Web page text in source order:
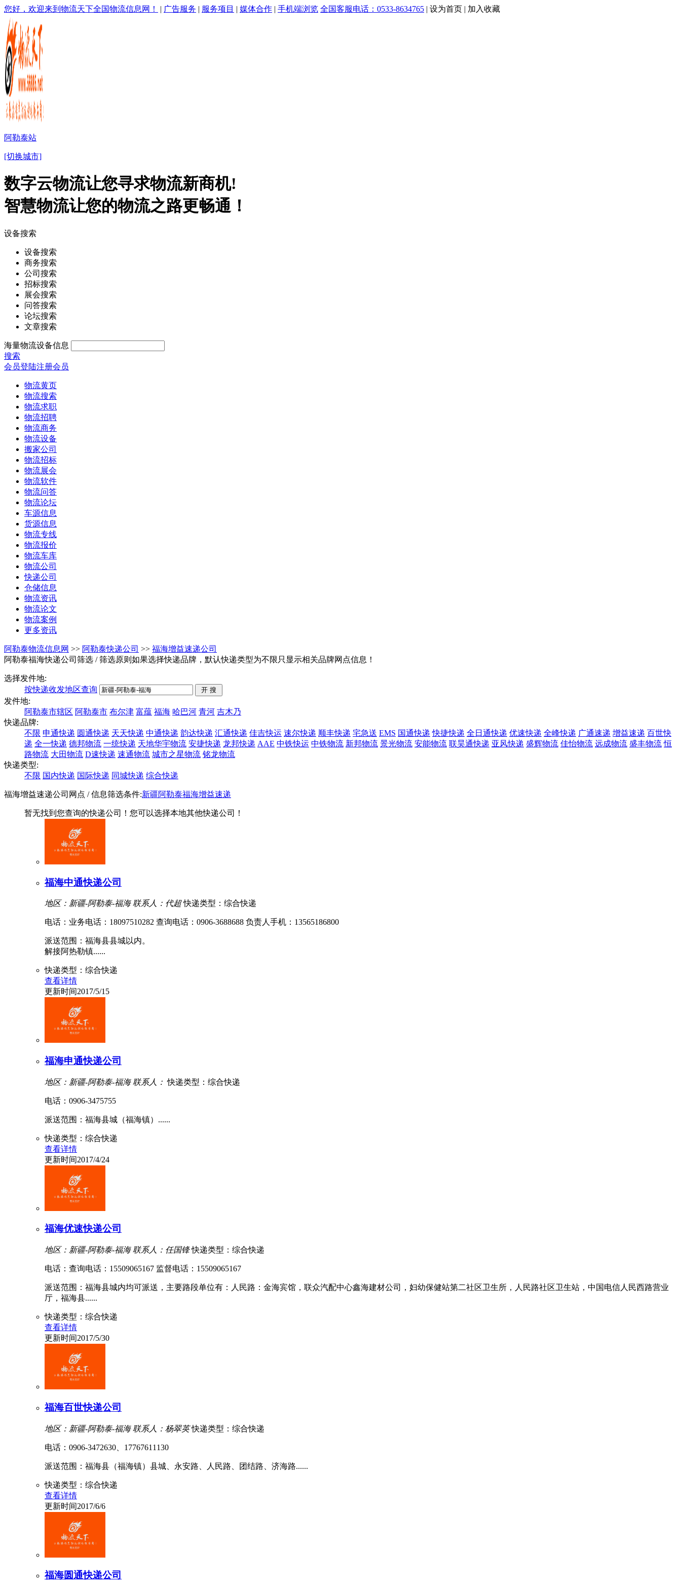
您好，欢迎来到物流天下全国物流信息网！ | 广告服务 | 服务项目 | 媒体合作 | 手机端浏览 全国客服电话：0533-8634765 | 设为首页 | 加入收藏
阿勒泰站
[切换城市]
数字云物流让您寻求物流新商机!
智慧物流让您的物流之路更畅通！
设备搜索
设备搜索
商务搜索
公司搜索
招标搜索
展会搜索
问答搜索
论坛搜索
文章搜索
海量物流设备信息
搜索
会员登陆注册会员
物流黄页
物流搜索
物流求职
物流招聘
物流商务
物流设备
搬家公司
物流招标
物流展会
物流软件
物流问答
物流论坛
车源信息
货源信息
物流专线
物流报价
物流车库
物流公司
快递公司
仓储信息
物流资讯
物流论文
物流案例
更多资讯
阿勒泰物流信息网 >> 阿勒泰快递公司 >> 福海增益速递公司
阿勒泰福海快递公司筛选 / 筛选原则如果选择快递品牌，默认快递类型为不限只显示相关品牌网点信息！
选择发件地:
按快递收发地区查询
发件地:
阿勒泰市辖区 阿勒泰市 布尔津 富蕴 福海 哈巴河 青河 吉木乃
快递品牌:
不限 申通快递 圆通快递 天天快递 中通快递 韵达快递 汇通快递 佳吉快运 速尔快递 顺丰快递 宅急送 EMS 国通快递 快捷快递 全日通快递 优速快递 全峰快递 广通速递 增益速递 百世快
递 全一快递 德邦物流 一统快递 天地华宇物流 安捷快递 龙邦快递 AAE 中铁快运 中铁物流 新邦物流 景光物流 安能物流 联昊通快递 亚风快递 盛辉物流 佳怡物流 远成物流 盛丰物流 恒
路物流 大田物流 D速快递 速通物流 城市之星物流 铭龙物流
快递类型:
不限 国内快递 国际快递 同城快递 综合快递
福海增益速递公司网点 / 信息筛选条件:新疆阿勒泰福海增益速递
暂无找到您查询的快递公司！您可以选择本地其他快递公司！
福海中通快递公司
地区：新疆-阿勒泰-福海 联系人：代超 快递类型：综合快递
电话：业务电话：18097510282 查询电话：0906-3688688 负责人手机：13565186800
派送范围：福海县县城以内。
解接阿热勒镇......
快递类型：综合快递
查看详情
更新时间2017/5/15
福海申通快递公司
地区：新疆-阿勒泰-福海 联系人： 快递类型：综合快递
电话：0906-3475755
派送范围：福海县城（福海镇）......
快递类型：综合快递
查看详情
更新时间2017/4/24
福海优速快递公司
地区：新疆-阿勒泰-福海 联系人：任国锋 快递类型：综合快递
电话：查询电话：15509065167 监督电话：15509065167
派送范围：福海县城内均可派送，主要路段单位有：人民路：金海宾馆，联众汽配中心鑫海建材公司，妇幼保健站第二社区卫生所，人民路社区卫生站，中国电信人民西路营业
厅，福海县......
快递类型：综合快递
查看详情
更新时间2017/5/30
福海百世快递公司
地区：新疆-阿勒泰-福海 联系人：杨翠英 快递类型：综合快递
电话：0906-3472630、17767611130
派送范围：福海县（福海镇）县城、永安路、人民路、团结路、济海路......
快递类型：综合快递
查看详情
更新时间2017/6/6
福海圆通快递公司